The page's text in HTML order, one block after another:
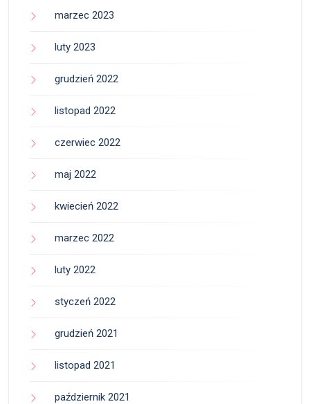
marzec 2023
luty 2023
grudzień 2022
listopad 2022
czerwiec 2022
maj 2022
kwiecień 2022
marzec 2022
luty 2022
styczeń 2022
grudzień 2021
listopad 2021
październik 2021